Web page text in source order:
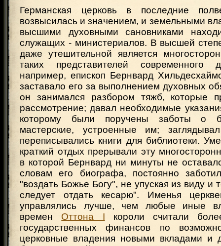
Германская церковь в последние
возвысилась и значением, и земельными
высшими духовными сановниками
служащих - министериалов. В высшей
даже утешительной является
таких представителей современного
например, епископ Бернвард
заставало его за выполнением духовных
он занимался разбором тяжб, которые
рассмотрение; давал необходимые
которому были поручены заботы о
мастерские, устроенные им;
переписывались книги для библиотеки.
краткий отдых прерывали эту
в которой Бернвард ни минуты не
словам его биографа, постоянно
"воздать Божье Богу", не упуская из виду и
следует отдать кесарю". Именья
управлялись лучше, чем любые иные
времен Оттона I короли считали
государственных финансов по
церковные владения новыми вкладами и